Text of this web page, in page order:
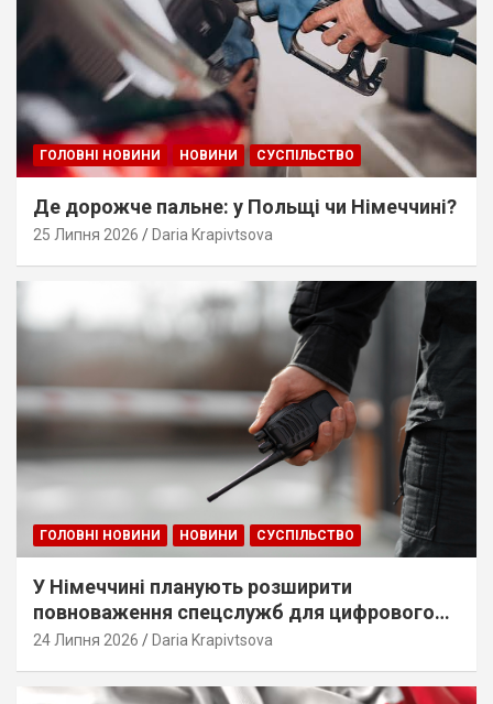
ГОЛОВНІ НОВИНИ НОВИНИ СУСПІЛЬСТВО
Де дорожче пальне: у Польщі чи Німеччині?
25 Липня 2026 Daria Krapivtsova
ГОЛОВНІ НОВИНИ НОВИНИ СУСПІЛЬСТВО
У Німеччині планують розширити
повноваження спецслужб для цифрового
стеження
24 Липня 2026 Daria Krapivtsova